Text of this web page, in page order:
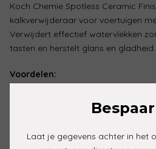
Koch Chemie Spotless Ceramic
kalkverwijderaar voor voertuigen
Verwijdert effectief watervlekken
tasten en herstelt glans en gladheid.
Voordelen:
Verwijdert veilig kalk- en
Tast keramische coatings niet aan
Eenvoudig in gebruik
Laat je gegevens achter in het